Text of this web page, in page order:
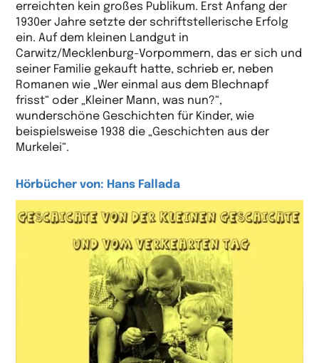
erreichten kein großes Publikum. Erst Anfang der
1930er Jahre setzte der schriftstellerische Erfolg
ein. Auf dem kleinen Landgut in
Carwitz/Mecklenburg-Vorpommern, das er sich und
seiner Familie gekauft hatte, schrieb er, neben
Romanen wie „Wer einmal aus dem Blechnapf
frisst“ oder „Kleiner Mann, was nun?“,
wunderschöne Geschichten für Kinder, wie
beispielsweise 1938 die „Geschichten aus der
Murkelei“.
Hörbücher von: Hans Fallada